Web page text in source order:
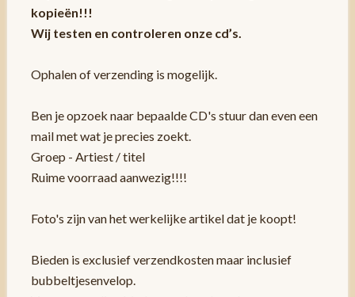
kopieën!!!
Wij testen en controleren onze cd’s.
Ophalen of verzending is mogelijk.
Ben je opzoek naar bepaalde CD's stuur dan even een
mail met wat je precies zoekt.
Groep - Artiest / titel
Ruime voorraad aanwezig!!!!
Foto's zijn van het werkelijke artikel dat je koopt!
Bieden is exclusief verzendkosten maar inclusief
bubbeltjesenvelop.